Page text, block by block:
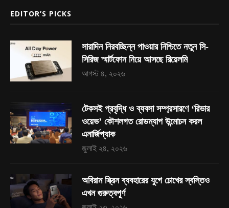
EDITOR’S PICKS
সারাদিন নিরবচ্ছিন্ন পাওয়ার নিশ্চিতে নতুন সি-
সিরিজ স্মার্টফোন নিয়ে আসছে রিয়েলমি
আগস্ট ৪, ২০২৬
টেকসই প্রবৃদ্ধি ও ব্যবসা সম্প্রসারণে ‘রিভার
ওয়েভ’ কৌশলগত রোডম্যাপ উন্মোচন করল
এনার্জিপ্যাক
জুলাই ২৪, ২০২৬
অবিরাম স্ক্রিন ব্যবহারের যুগে চোখের স্বস্তিও
এখন গুরুত্বপূর্ণ